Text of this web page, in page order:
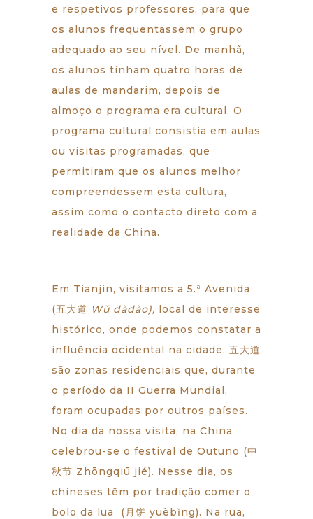
e respetivos professores, para que
os alunos frequentassem o grupo
adequado ao seu nível. De manhã,
os alunos tinham quatro horas de
aulas de mandarim, depois de
almoço o programa era cultural. O
programa cultural consistia em aulas
ou visitas programadas, que
permitiram que os alunos melhor
compreendessem esta cultura,
assim como o contacto direto com a
realidade da China.
Em Tianjin, visitamos a 5.ª Avenida
(五大道 Wǔ dàdào), local de interesse
histórico, onde podemos constatar a
influência ocidental na cidade. 五大道
são zonas residenciais que, durante
o período da II Guerra Mundial,
foram ocupadas por outros países.
No dia da nossa visita, na China
celebrou-se o festival de Outuno (中
秋节 Zhōngqiū jié). Nesse dia, os
chineses têm por tradição comer o
bolo da lua (月饼 yuèbǐng). Na rua,